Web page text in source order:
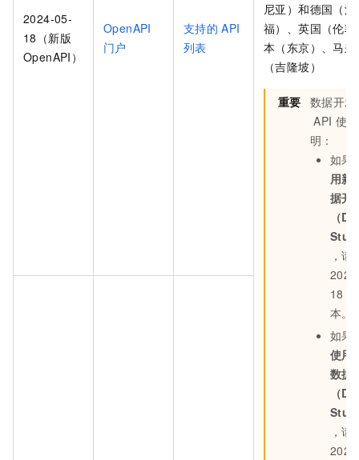
2024-05-
18（新版
OpenAPI）
OpenAPI
门户
支持的 API
列表
尼亚）和德国（
福）、英国（伦
本（东京）、马来
（吉隆坡）
重要 数据开
API 使
明：
如果
用新
据开
（
，请
18
本。
如果
使用
数据
（
，请